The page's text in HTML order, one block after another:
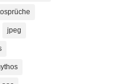
jpeg